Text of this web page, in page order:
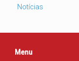
Notícias
Menu